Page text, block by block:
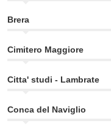
Brera
Cimitero Maggiore
Citta' studi - Lambrate
Conca del Naviglio